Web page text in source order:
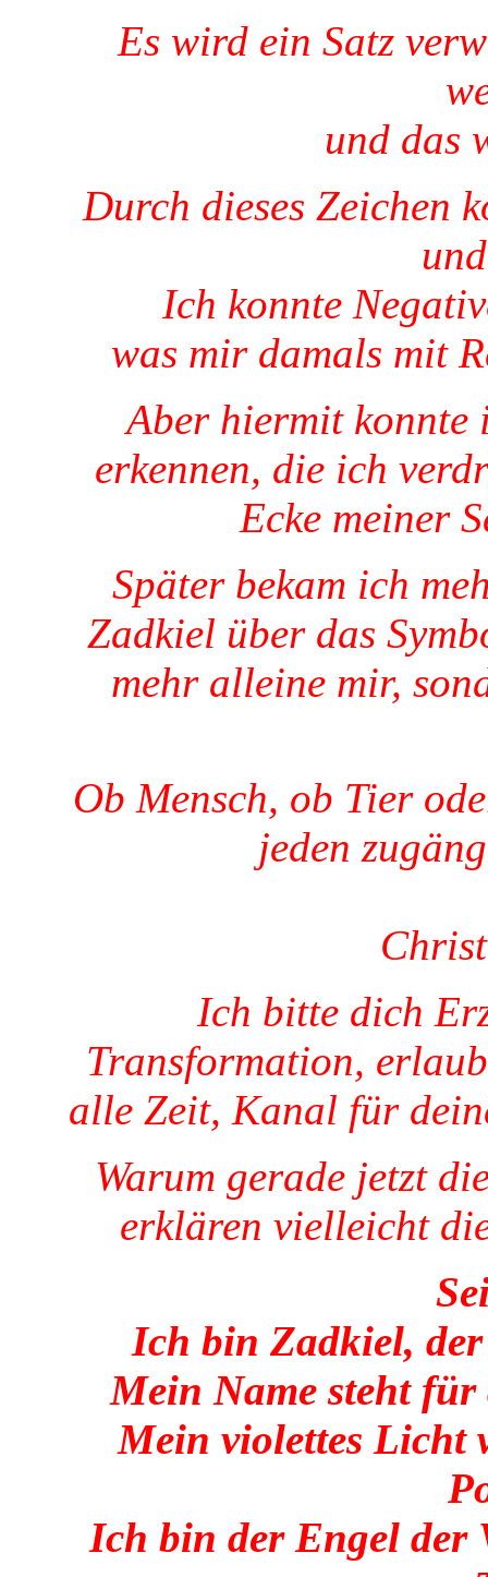
Es wird ein Satz
und das
Durch dieses Zeichen
Ich konnte
was mir damals mit
Aber hiermit konnte
erkennen, die ich
Ecke meiner
Später bekam ich
Zadkiel über das
mehr alleine mir,
Ob Mensch, ob Tier
jeden
Ich bitte dich
Transformation,
alle Zeit, Kanal für
Warum gerade jetzt
erklären vielleicht
Ich bin Zadkiel,
Mein Name steht für
Mein violettes Licht
Ich bin der Engel der